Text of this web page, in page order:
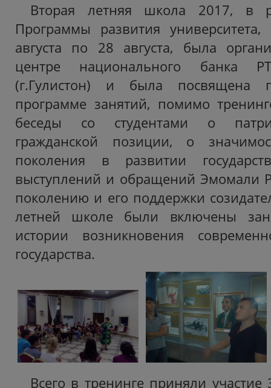
Вторая летняя школа 2017, в
Программы развития
августа по 28 августа, была
центре национального банка
(г.Гулистон) и была посвящена
программе занятий, помимо
беседы со студентами о
гражданской позиции, о
поколения в развитии
выступлений и обращений Эмомали
поколению и его поддержки
летней школе были включены
истории возникновения
государства.
Всего в тренинге приняли